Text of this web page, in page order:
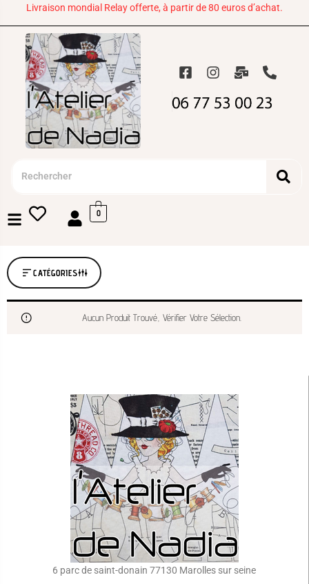
Livraison mondial Relay offerte, à partir de 80 euros d’achat.
0
CATÉGORIES
Aucun Produit Trouvé, Vérifier Votre Sélection.
6 parc de saint-donain 77130 Marolles sur seine